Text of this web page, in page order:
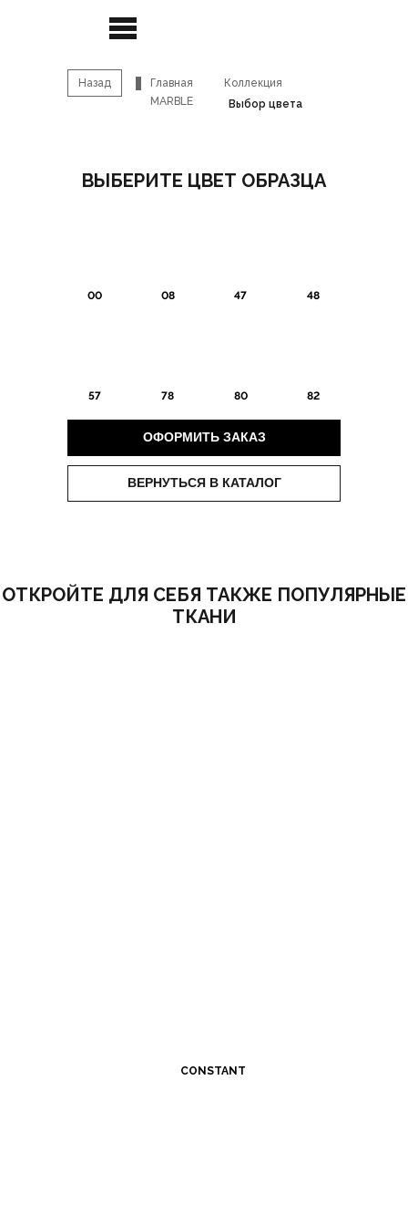
Выбор цвета
Коллекция
Главная
Назад
MARBLE
ВЫБЕРИТЕ ЦВЕТ ОБРАЗЦА
00 08 47 48
57 78 80 82
ОФОРМИТЬ ЗАКАЗ
ВЕРНУТЬСЯ В КАТАЛОГ
ОТКРОЙТЕ ДЛЯ СЕБЯ ТАКЖЕ ПОПУЛЯРНЫЕ
ТКАНИ
CONSTANT